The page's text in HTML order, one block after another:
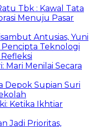
Tbk : Kawal Tata
Menuju Pasar
Antusias, Yuni
Teknologi
Mari Menilai Secara
Depok Supian Suri
Ketika Ikhtiar
Jadi Prioritas,